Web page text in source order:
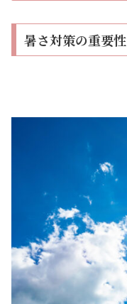
暑さ対策の重要性